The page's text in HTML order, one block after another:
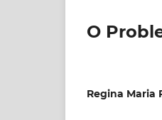
O
Regina Maria